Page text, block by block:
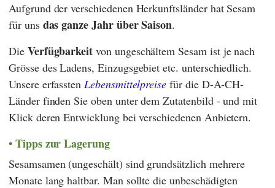
Aufgrund der verschiedenen Herkunftsländer hat Sesam
für uns das ganze Jahr über Saison.
Die Verfügbarkeitvon ungeschältem Sesam ist je nach
Grösse des Ladens, Einzugsgebiet etc. unterschiedlich.
Unsere erfasstenLebensmittelpreise für die D-A-CH-
Länder finden Sie oben unter dem Zutatenbild - und mit
Klick deren Entwicklung bei verschiedenen Anbietern.
Tipps zur Lagerung
Sesamsamen (ungeschält) sind grundsätzlich mehrere
Monate lang haltbar. Man sollte die unbeschädigten